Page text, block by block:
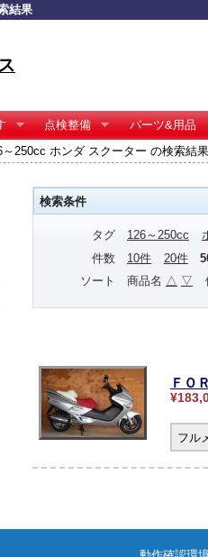
結果
点検整備
パーツ&用品
～250cc ホンダ スクーター の検索結果
検索条件
タグ 126～250cc
件数
10件 20件
ソート
商品名 △ ▽
ＦＯ
フル